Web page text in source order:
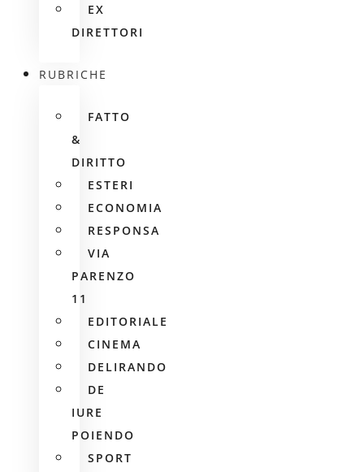
EX
DIRETTORI
RUBRICHE
FATTO
&
DIRITTO
ESTERI
ECONOMIA
RESPONSA
VIA
PARENZO
11
EDITORIALE
CINEMA
DELIRANDO
DE
IURE
POIENDO
SPORT